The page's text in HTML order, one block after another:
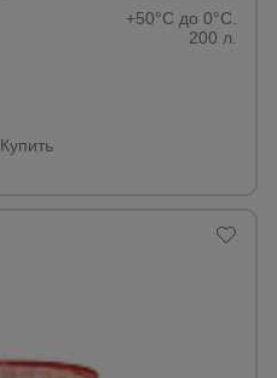
+50°C до 0°C.
200 л.
Купить